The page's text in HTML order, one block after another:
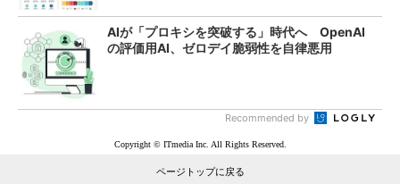
AIが「プロキシを突破する」時代へ OpenAI
の評価用AI、ゼロデイ脆弱性を自律悪用
Recommended by
Copyright © ITmedia Inc. All Rights Reserved.
ページトップに戻る